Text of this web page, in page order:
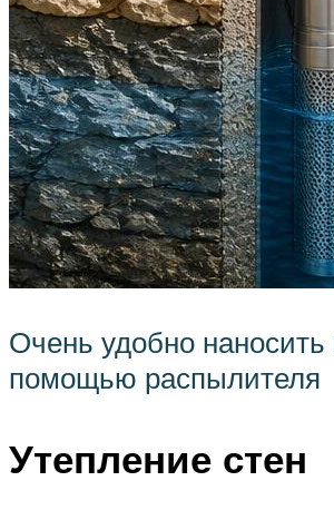
Очень удобно наносить
помощью распылителя
Утепление стен